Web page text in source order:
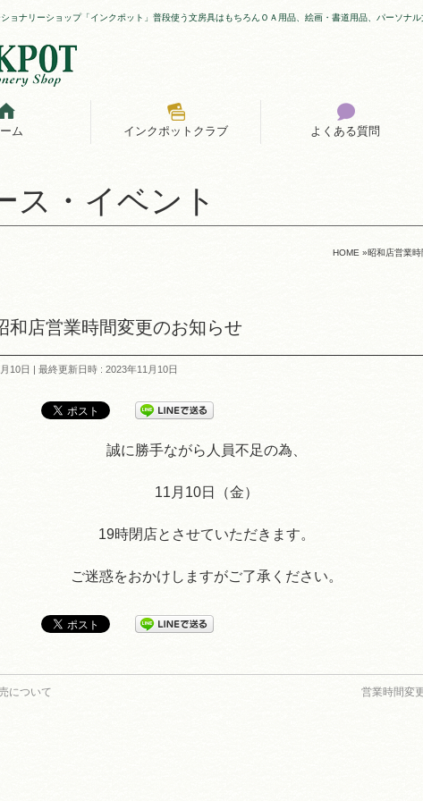
ョナリーショップ「インクポット」普段使う文房具はもちろんＯＡ用品、絵画・書道用品、パーソナ
ム インクポットクラブ よくある質問
ス・イベント
HOME »昭和店営業
和店営業時間変更のお知らせ
10日 最終更新日時 : 2023年11月10日
誠に勝手ながら人員不足の為、
11月10日（金）
19時閉店とさせていただきます。
ご迷惑をおかけしますがご了承ください。
について 営業時間変